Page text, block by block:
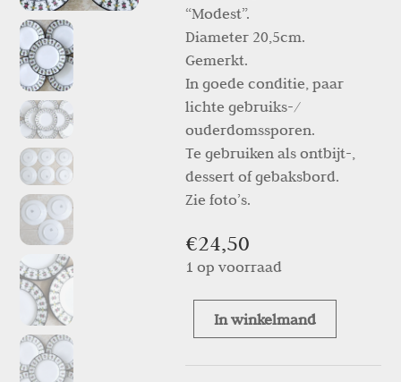
“Modest”.
Diameter 20,5cm.
Gemerkt.
In goede conditie, paar
lichte gebruiks-/
ouderdomssporen.
Te gebruiken als ontbijt-,
dessert of gebaksbord.
Zie foto’s.
€24,50
1 op voorraad
In winkelmand